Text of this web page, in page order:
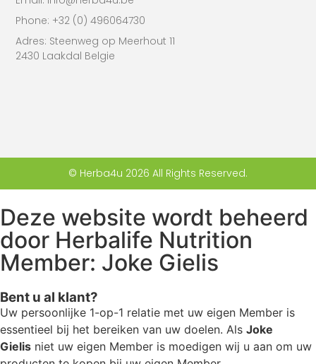
Phone: +32 (0) 496064730
Adres: Steenweg op Meerhout 11
2430 Laakdal Belgie
© Herba4u 2026 All Rights Reserved.
Deze website wordt beheerd
door Herbalife Nutrition
Member: Joke Gielis
Bent u al klant?
Uw persoonlijke 1-op-1 relatie met uw eigen Member is
essentieel bij het bereiken van uw doelen. Als Joke
Gielis niet uw eigen Member is moedigen wij u aan om uw